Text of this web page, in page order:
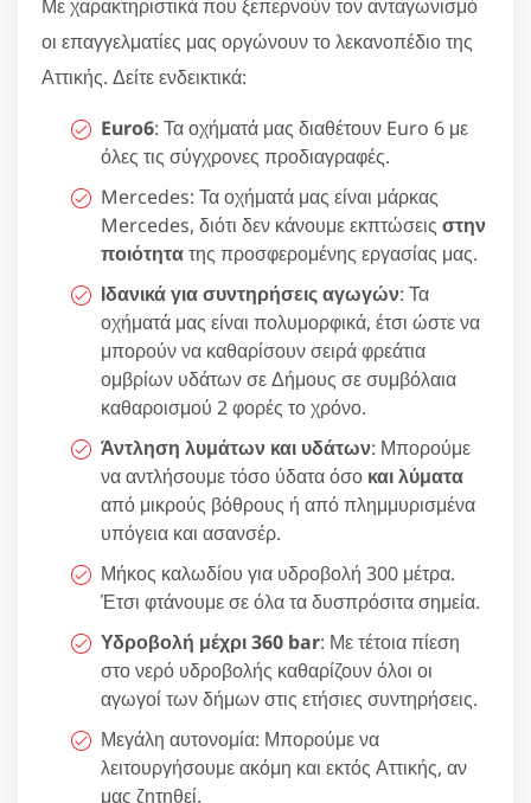
Με χαρακτηριστικά που ξεπερνούν τον ανταγωνισμό
οι επαγγελματίες μας οργώνουν το λεκανοπέδιο της
Αττικής. Δείτε ενδεικτικά:
Euro6: Τα οχήματά μας διαθέτουν Euro 6 με
όλες τις σύγχρονες προδιαγραφές.
Mercedes: Τα οχήματά μας είναι μάρκας
Mercedes, διότι δεν κάνουμε εκπτώσεις στην
ποιότητατης προσφερομένης εργασίας μας.
Ιδανικά για συντηρήσεις αγωγών: Τα
οχήματά μας είναι πολυμορφικά, έτσι ώστε να
μπορούν να καθαρίσουν σειρά φρεάτια
ομβρίων υδάτων σε Δήμους σε συμβόλαια
καθαροισμού 2 φορές το χρόνο.
Άντληση λυμάτων και υδάτων: Μπορούμε
να αντλήσουμε τόσο ύδατα όσο και λύματα
από μικρούς βόθρους ή από πλημμυρισμένα
υπόγεια και ασανσέρ.
Μήκος καλωδίου για υδροβολή 300 μέτρα.
Έτσι φτάνουμε σε όλα τα δυσπρόσιτα σημεία.
Υδροβολή μέχρι 360 bar: Με τέτοια πίεση
στο νερό υδροβολής καθαρίζουν όλοι οι
αγωγοί των δήμων στις ετήσιες συντηρήσεις.
Μεγάλη αυτονομία: Μπορούμε να
λειτουργήσουμε ακόμη και εκτός Αττικής, αν
μας ζητηθεί.